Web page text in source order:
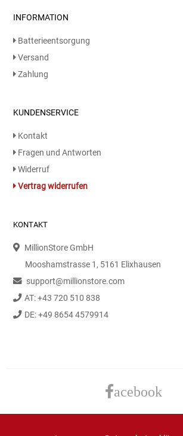
INFORMATION
Batterieentsorgung
Versand
Zahlung
KUNDENSERVICE
Kontakt
Fragen und Antworten
Widerruf
Vertrag widerrufen
KONTAKT
MillionStore GmbH
Mooshamstrasse 1, 5161 Elixhausen
support@millionstore.com
AT: +43 720 510 838
DE: +49 8654 4579914
acebook